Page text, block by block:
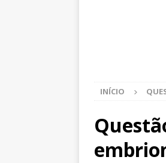
INÍCIO